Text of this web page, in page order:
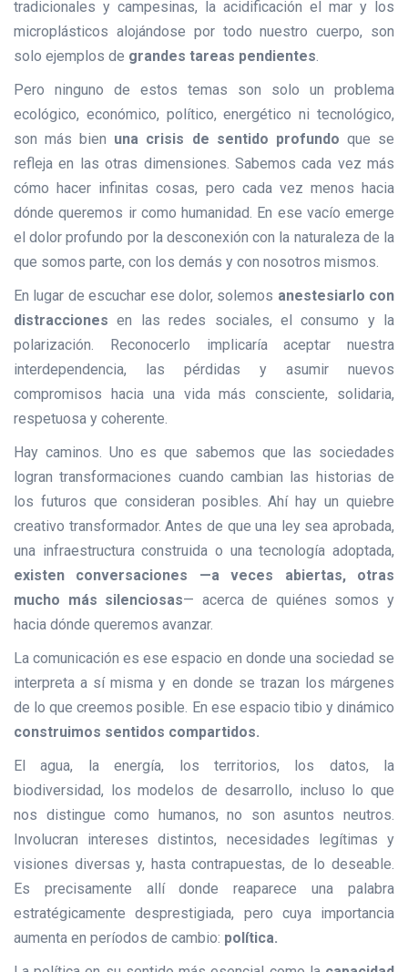
tradicionales y campesinas, la acidificación el mar y los
microplásticos alojándose por todo nuestro cuerpo, son
solo ejemplos de grandes tareas pendientes
Pero ninguno de estos temas son solo un problema
ecológico, económico, político, energético ni tecnológico,
son más bien una crisis de sentido profundo que se
refleja en las otras dimensiones. Sabemos cada vez más
cómo hacer infinitas cosas, pero cada vez menos hacia
dónde queremos ir como humanidad. En ese vacío emerge
el dolor profundo por la desconexión con la naturaleza de la
que somos parte, con los demás y con nosotros mismos.
En lugar de escuchar ese dolor, solemos anestesiarlo con
distracciones en las redes sociales, el consumo y la
polarización. Reconocerlo implicaría aceptar nuestra
interdependencia, las pérdidas y asumir nuevos
compromisos hacia una vida más consciente, solidaria,
respetuosa y coherente.
Hay caminos. Uno es que sabemos que las sociedades
logran transformaciones cuando cambian las historias de
los futuros que consideran posibles. Ahí hay un quiebre
creativo transformador. Antes de que una ley sea aprobada,
una infraestructura construida o una tecnología adoptada,
existen conversaciones —a veces abiertas, otras
mucho más silenciosas— acerca de quiénes somos y
hacia dónde queremos avanzar.
La comunicación es ese espacio en donde una sociedad se
interpreta a sí misma y en donde se trazan los márgenes
de lo que creemos posible. En ese espacio tibio y dinámico
construimos sentidos compartidos.
El agua, la energía, los territorios, los datos, la
biodiversidad, los modelos de desarrollo, incluso lo que
nos distingue como humanos, no son asuntos neutros.
Involucran intereses distintos, necesidades legítimas y
visiones diversas y, hasta contrapuestas, de lo deseable.
Es precisamente allí donde reaparece una palabra
estratégicamente desprestigiada, pero cuya importancia
aumenta en períodos de cambio: política.